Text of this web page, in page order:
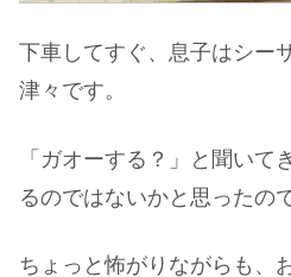
下車してすぐ、息子はシー
津々です。
「ガオーする？」と聞いて
るのではないかと思ったの
ちょっと怖がりながらも、